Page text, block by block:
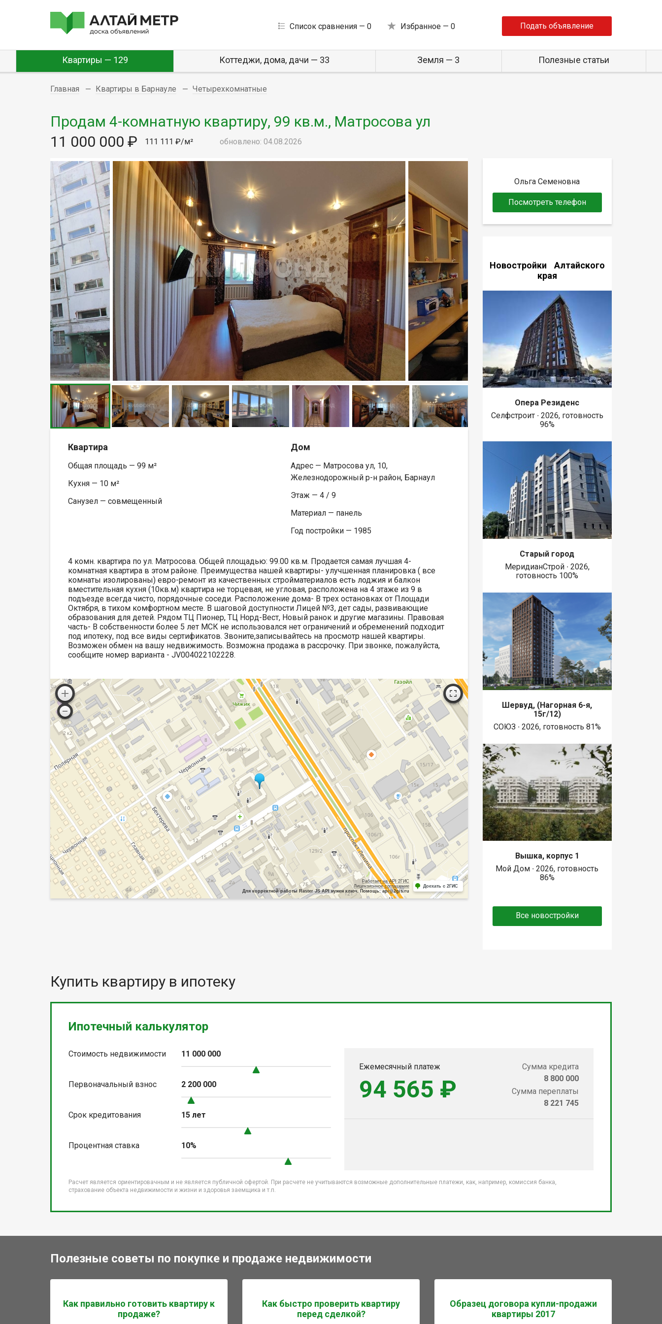
Список сравнения — 0 Избранное — 0 Подать объявление
Квартиры — 129 Коттеджи, дома, дачи — 33 Земля — 3 Полезные статьи
Главная Квартиры в Барнауле Четырехкомнатные
Продам 4-комнатную квартиру, 99 кв.м., Матросова ул
11 000 000 ₽
111 111 ₽/м² обновлено: 04.08.2026
Квартира
Общая площадь — 99 м²
Кухня — 10 м²
Санузел — совмещенный
Дом
Адрес — Матросова ул, 10,
Железнодорожный р-н район, Барнаул
Этаж — 4 / 9
Материал — панель
Год постройки — 1985
4 комн. квартира по ул. Матросова. Общей площадью: 99.00 кв.м. Продается самая лучшая 4-
комнатная квартира в этом районе. Преимущества нашей квартиры- улучшенная планировка ( все
комнаты изолированы) евро-ремонт из качественных стройматериалов есть лоджия и балкон
вместительная кухня (10кв.м) квартира не торцевая, не угловая, расположена на 4 этаже из 9 в
подъезде всегда чисто, порядочные соседи. Расположение дома- В трех остановках от Площади
Октября, в тихом комфортном месте. В шаговой доступности Лицей №3, дет сады, развивающие
образования для детей. Рядом ТЦ Пионер, ТЦ Норд-Вест, Новый ранок и другие магазины. Правовая
часть- В собственности более 5 лет МСК не использовался нет ограничений и обременений подходит
под ипотеку, под все виды сертификатов. Звоните,записывайтесь на просмотр нашей квартиры.
Возможен обмен на вашу недвижимость. Возможна продажа в рассрочку. При звонке, пожалуйста,
сообщите номер варианта - JV004022102228.
Работает на API 2ГИС
Лицензионное соглашение
Для корректной работы Raster JS API нужен ключ. Помощь: api@2gis.ru
Доехать с 2ГИС
Ольга Семеновна
Посмотреть телефон
Новостройки Алтайского
края
Опера Резиденс
Селфстроит ∙ 2026, готовность
96%
Старый город
МеридианСтрой ∙ 2026,
готовность 100%
Шервуд, (Нагорная 6-я,
15г/12)
СОЮЗ ∙ 2026, готовность 81%
Вышка, корпус 1
Мой Дом ∙ 2026, готовность
86%
Все новостройки
Купить квартиру в ипотеку
Ипотечный калькулятор
Стоимость недвижимости 11 000 000
Первоначальный взнос 2 200 000
Срок кредитования 15 лет
Процентная ставка 10%
Ежемесячный платеж
94 565 ₽
Сумма кредита
8 800 000
Сумма переплаты
8 221 745
Расчет является ориентировачным и не является публичной офертой. При расчете не учитываются возможные дополнительные платежи, как, например, комиссия банка,
страхование объекта недвижимости и жизни и здоровья заемщика и т.п.
Полезные советы по покупке и продаже недвижимости
Как правильно готовить квартиру к
продаже?
Как быстро проверить квартиру
перед сделкой?
Образец договора купли-продажи
квартиры 2017